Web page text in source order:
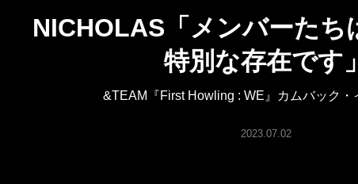
NoWNICHOLAS「メンバーたち
特別な存在です」
&TEAM『First Howling : WE』カムバック・
2023.07.02